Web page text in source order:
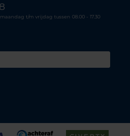
t/m vrijdag tussen 08.00 - 17.30